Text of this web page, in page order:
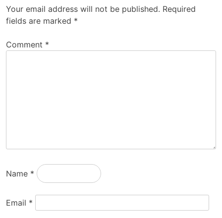
Your email address will not be published. Required
fields are marked *
Comment *
Name *
Email *